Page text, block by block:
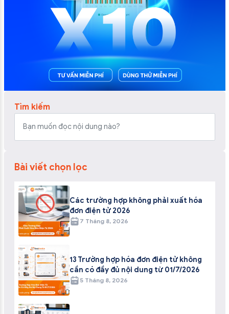
Tìm kiếm
Bài viết chọn lọc
Các trường hợp không phải xuất hóa
đơn điện tử 2026
7 Tháng 8, 2026
13 Trường hợp hóa đơn điện tử không
cần có đầy đủ nội dung từ 01/7/2026
5 Tháng 8, 2026